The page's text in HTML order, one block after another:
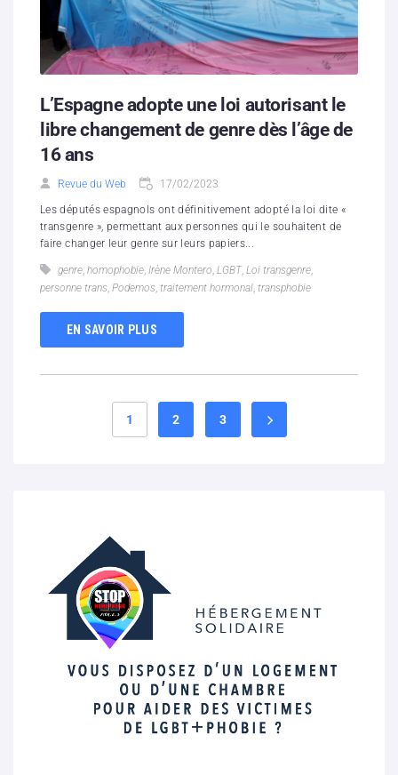
L’Espagne adopte une loi autorisant le
libre changement de genre dès l’âge de
16 ans
Revue du Web 17/02/2023
Les députés espagnols ont définitivement adopté la loi dite «
transgenre », permettant aux personnes qui le souhaitent de
faire changer leur genre sur leurs papiers...
genre, homophobie, Irène Montero, LGBT, Loi transgenre,
personne trans, Podemos, traitement hormonal, transphobie
EN SAVOIR PLUS
1 2 3